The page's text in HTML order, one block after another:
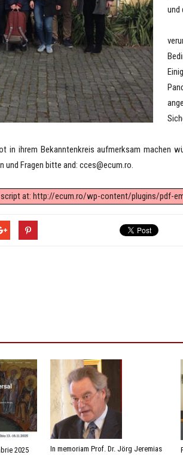
und
Bekanntenkreis aufmerksam machen
Fragen bitte and: cces@ecum.ro.
at: http://ecum.ro/wp-content/plugins/pdf-
2025 In memoriam Prof. Dr. Jörg Jeremias